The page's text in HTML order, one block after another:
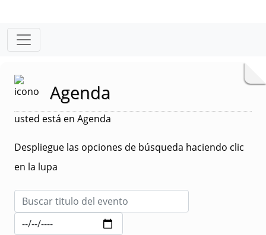
Agenda
usted está en Agenda
Despliegue las opciones de búsqueda haciendo clic
en la lupa